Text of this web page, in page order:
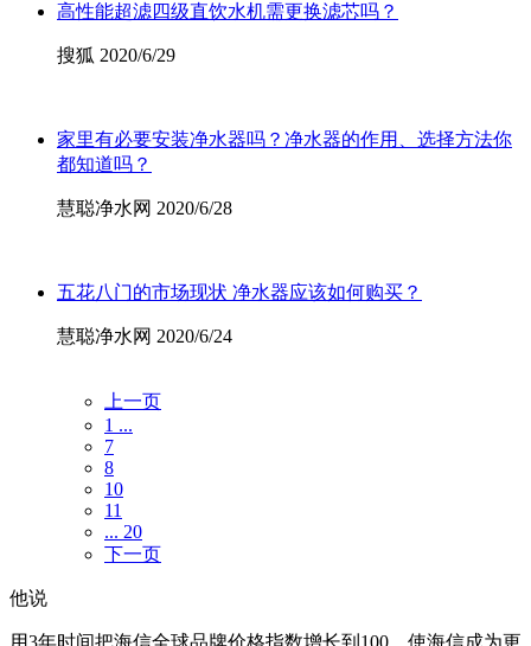
高性能超滤四级直饮水机需更换滤芯吗？
搜狐 2020/6/29
家里有必要安装净水器吗？净水器的作用、选择方法你
都知道吗？
慧聪净水网 2020/6/28
五花八门的市场现状 净水器应该如何购买？
慧聪净水网 2020/6/24
上一页
1 ...
7
8
10
11
... 20
下一页
他说
用3年时间把海信全球品牌价格指数增长到100，使海信成为更